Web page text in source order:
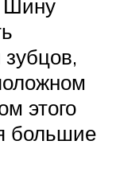
Шину
этого
большие